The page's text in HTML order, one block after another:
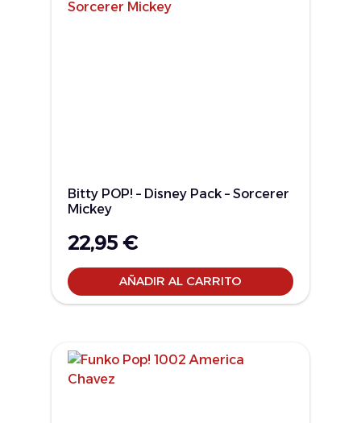
Bitty POP! – Disney Pack – Sorcerer
Mickey
22,95 €
AÑADIR AL CARRITO